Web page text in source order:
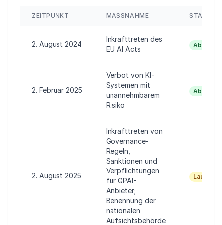
ZEITPUNKT MASSNAHME STATUS
2. August 2024
Inkrafttreten des
EU AI Acts
2. Februar 2025
Verbot von KI-
Systemen mit
unannehmbarem
Risiko
2. August 2025
Inkrafttreten von
Governance-
Regeln,
Sanktionen und
Verpflichtungen
für GPAI-
Anbieter;
Benennung der
nationalen
Aufsichtsbehörde
Laufend